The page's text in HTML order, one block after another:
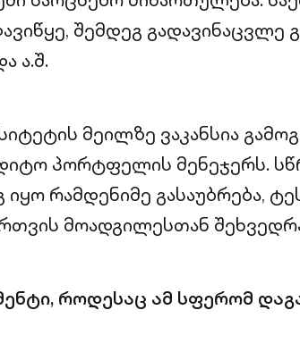
შემდეგ გადავინაცვლე
ა.შ.
მეილზე ვაკანსია
პორტფელის მენეჯერს.
იყო რამდენიმე გასაუბრება,
მოადგილესთან
როდესაც ამ სფერომ